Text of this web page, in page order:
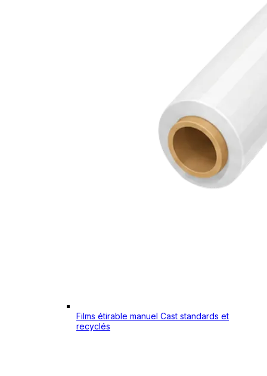
Films étirable manuel Cast standards et
recyclés